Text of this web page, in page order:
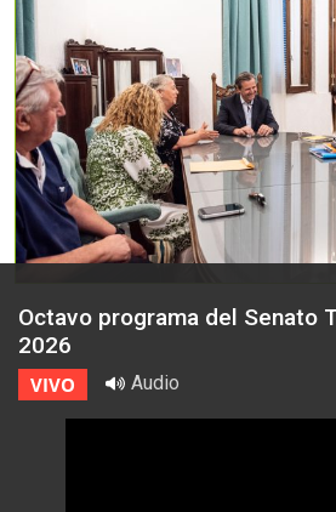
Octavo programa del Senato
2026
VIVO Audio